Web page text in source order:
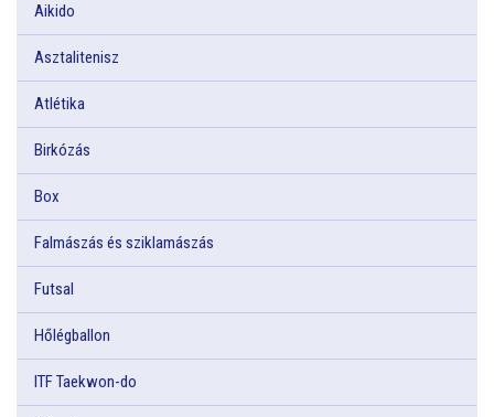
Aikido
Asztalitenisz
Atlétika
Birkózás
Box
Falmászás és sziklamászás
Futsal
Hőlégballon
ITF Taekwon-do